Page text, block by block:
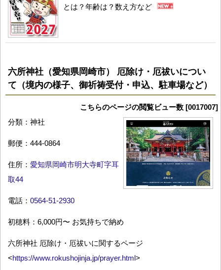
とは？年齢は？数え方など
六所神社（愛知県岡崎市） 厄除け・厄祓いについ
て（境内の様子、御祈祷受付・申込、駐車場など）
こちらのページの閲覧ビュー数 [0017007]
分類：神社
郵便：444-0864
住所： 愛知県岡崎市明大寺町字耳
取44
電話： 0564-51-2930
初穂料：6,000円〜 お気持ちで納め
六所神社 厄除け・厄祓いに関するページ
<https://www.rokushojinja.jp/prayer.html>